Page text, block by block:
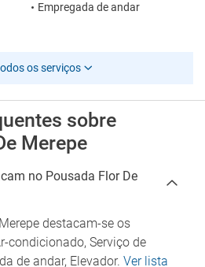
Empregada de andar
os serviços
sobre
Merepe
no Pousada Flor De
destacam-se os
condicionado, Serviço de
de andar, Elevador. Ver lista